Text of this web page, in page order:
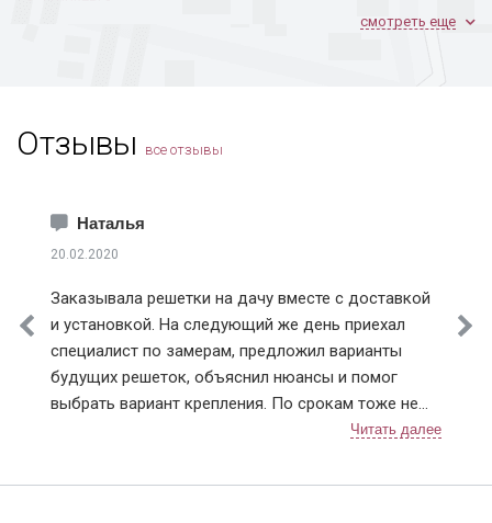
Зеленоград
Каширский район
Коломна
Королев
Котельники
Красноармейск
Красногорск
Лосино-Петровский
смотреть еще
Отзывы все отзывы
Наталья
20.02.2020
Заказывала решетки на дачу вместе с доставкой
и установкой. На следующий же день приехал
специалист по замерам, предложил варианты
будущих решеток, объяснил нюансы и помог
выбрать вариант крепления. По срокам тоже не
подвели, приехали в точное время и достаточно
рисунок сделали очень красивый 👍. В